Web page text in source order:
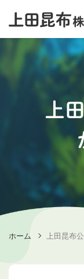
上
ホーム 上田昆布